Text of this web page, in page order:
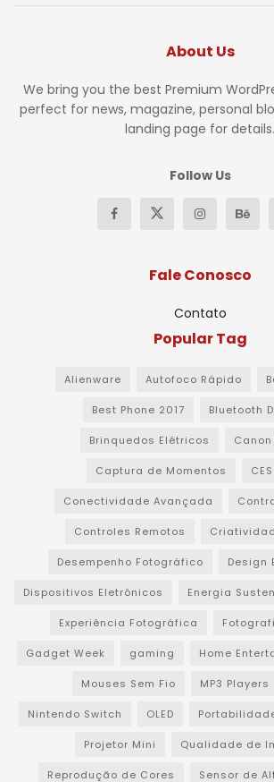
About Us
We bring you the best Premium
perfect for news, magazine, personal
landing page for details.
Follow Us
Fale Conosco
Contato
Popular Tag
Alienware Autofoco Rápido
Best Phone 2017 Bluetooth
Brinquedos Elétricos
Captura de Momentos
Conectividade Avançada
Controles Remotos
Desempenho Fotográfico Design
Dispositivos Eletrônicos Energia
Experiência Fotográfica
Gadget Week gaming Home
Mouses Sem Fio MP3 Players
Nintendo Switch OLED
Projetor Mini Qualidade de
Reprodução de Cores Sensor de